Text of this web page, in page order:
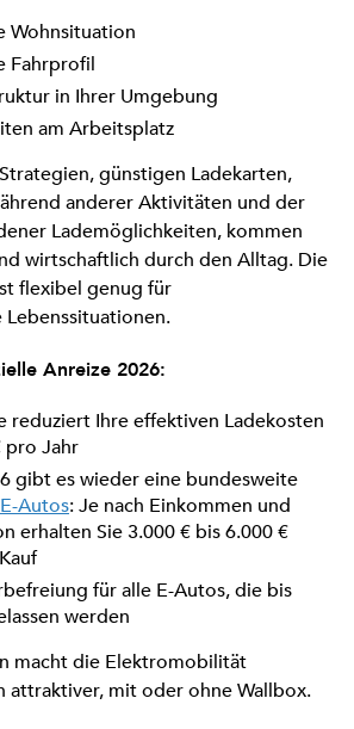
Wohnsituation
Fahrprofil
in Ihrer Umgebung
am Arbeitsplatz
günstigen Ladekarten,
anderer Aktivitäten und der
Lademöglichkeiten, kommen
wirtschaftlich durch den Alltag. Die
flexibel genug für
Anreize 2026:
reduziert Ihre effektiven Ladekosten
pro Jahr
gibt es wieder eine bundesweite
Autos: Je nach Einkommen und
erhalten Sie 3.000 € bis 6.000 €
für alle E-Autos, die bis
werden
macht die Elektromobilität
attraktiver, mit oder ohne Wallbox.